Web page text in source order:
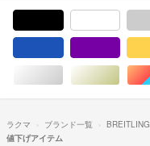
シルバー/銀色系
ゴー
ラクマ ブランド一覧
値下げアイテム